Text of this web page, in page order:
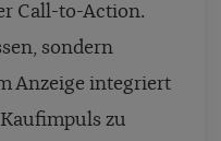
Call-to-Action.
sondern
Anzeige integriert
zu